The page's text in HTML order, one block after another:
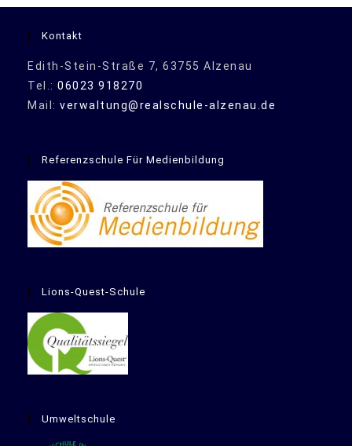
Kontakt
Edith-Stein-Straße 7, 63755 Alzenau
Tel.: 06023 918270
Mail: verwaltung@realschule-alzenau.de
Referenzschule Für Medienbildung
Lions-Quest-Schule
Umweltschule